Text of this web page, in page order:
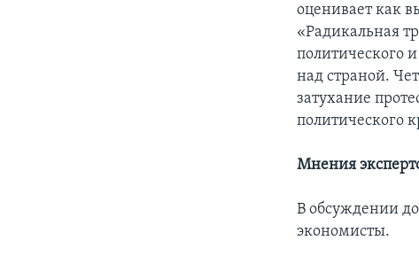
оценивает как
«Радикальная
политического
над страной.
затухание
политического
Мнения
В обсуждении
экономисты.